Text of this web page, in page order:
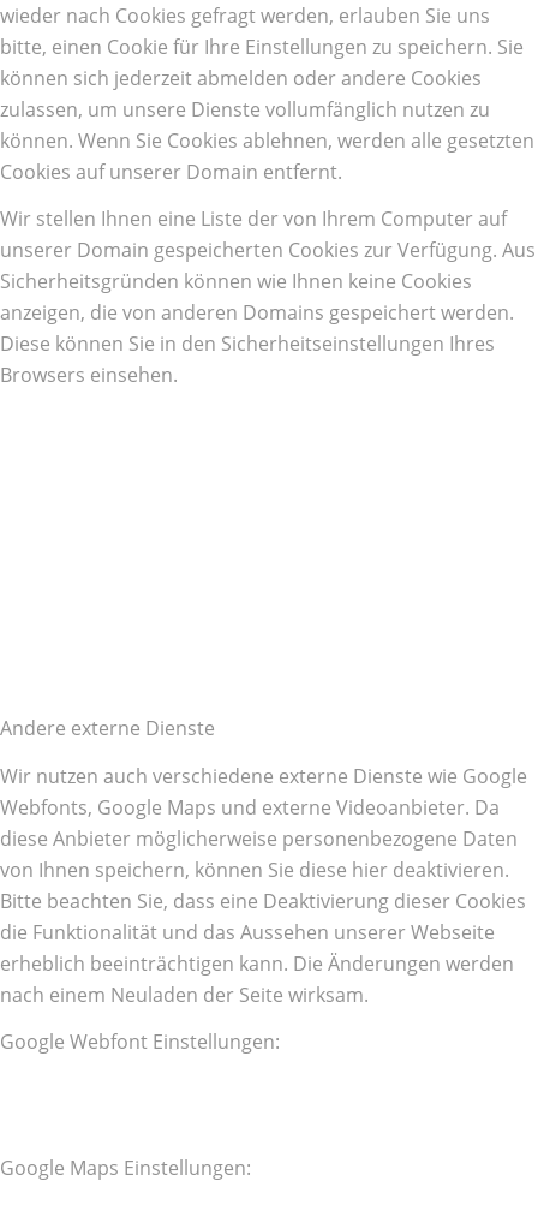
wieder nach Cookies gefragt werden, erlauben Sie uns
bitte, einen Cookie für Ihre Einstellungen zu speichern. Sie
können sich jederzeit abmelden oder andere Cookies
zulassen, um unsere Dienste vollumfänglich nutzen zu
können. Wenn Sie Cookies ablehnen, werden alle gesetzten
Cookies auf unserer Domain entfernt.
Wir stellen Ihnen eine Liste der von Ihrem Computer auf
unserer Domain gespeicherten Cookies zur Verfügung. Aus
Sicherheitsgründen können wie Ihnen keine Cookies
anzeigen, die von anderen Domains gespeichert werden.
Diese können Sie in den Sicherheitseinstellungen Ihres
Browsers einsehen.
Andere externe Dienste
Wir nutzen auch verschiedene externe Dienste wie Google
Webfonts, Google Maps und externe Videoanbieter. Da
diese Anbieter möglicherweise personenbezogene Daten
von Ihnen speichern, können Sie diese hier deaktivieren.
Bitte beachten Sie, dass eine Deaktivierung dieser Cookies
die Funktionalität und das Aussehen unserer Webseite
erheblich beeinträchtigen kann. Die Änderungen werden
nach einem Neuladen der Seite wirksam.
Google Webfont Einstellungen:
Google Maps Einstellungen: